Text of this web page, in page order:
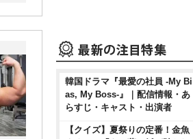
韓国ドラマ『最愛の社員 -My Bi
as, My Boss-』｜配信情報・あ
らすじ・キャスト・出演者
【クイズ】夏祭りの定番！金魚